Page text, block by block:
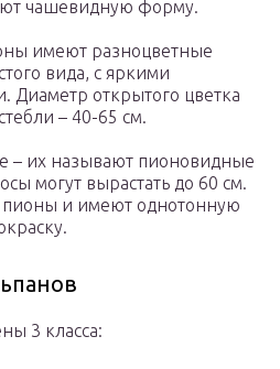
чашевидную форму.
имеют разноцветные
вида, с яркими
Диаметр открытого цветка
– 40-65 см.
– их называют пионовидные
могут вырастать до 60 см.
пионы и имеют однотонную
3 класса: